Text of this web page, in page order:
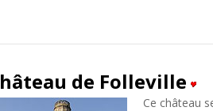
de Folleville
Ce château